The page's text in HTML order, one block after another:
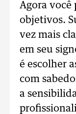
Agora você
objetivos.
vez mais
em seu
é escolher
com
a